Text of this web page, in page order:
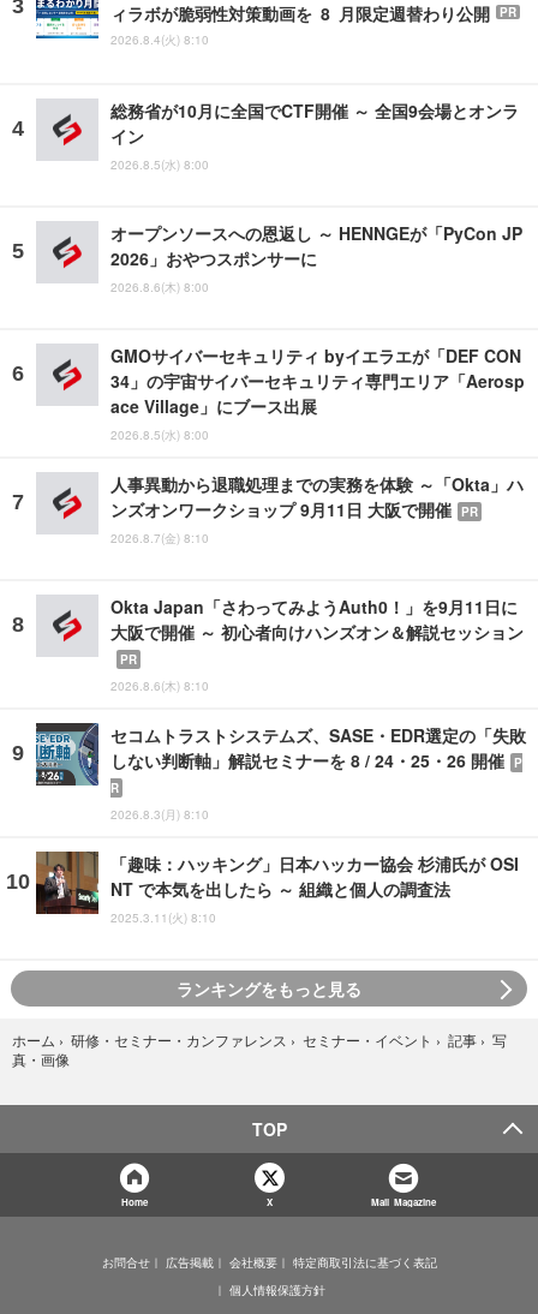
ィラボが脆弱性対策動画を 8 月限定週替わり公開
PR
2026.8.4(火) 8:10
総務省が10月に全国でCTF開催 ～ 全国9会場とオンラ
イン
2026.8.5(水) 8:00
オープンソースへの恩返し ～ HENNGEが「PyCon JP
2026」おやつスポンサーに
2026.8.6(木) 8:00
GMOサイバーセキュリティ byイエラエが「DEF CON
34」の宇宙サイバーセキュリティ専門エリア「Aerosp
ace Village」にブース出展
2026.8.5(水) 8:00
人事異動から退職処理までの実務を体験 ～「Okta」ハ
ンズオンワークショップ 9月11日 大阪で開催 PR
2026.8.7(金) 8:10
Okta Japan「さわってみようAuth0！」を9月11日に
大阪で開催 ～ 初心者向けハンズオン＆解説セッション
PR
2026.8.6(木) 8:10
セコムトラストシステムズ、SASE・EDR選定の「失敗
しない判断軸」解説セミナーを 8 / 24・25・26 開催 P
R
2026.8.3(月) 8:10
「趣味：ハッキング」日本ハッカー協会 杉浦氏が OSI
NT で本気を出したら ～ 組織と個人の調査法
2025.3.11(火) 8:10
ランキングをもっと見る
ホーム › 研修・セミナー・カンファレンス › セミナー・イベント › 記事 › 写
真・画像
TOP
Home X Mail Magazine
お問合せ 広告掲載 会社概要
特定商取引法に基づく表記
個人情報保護方針